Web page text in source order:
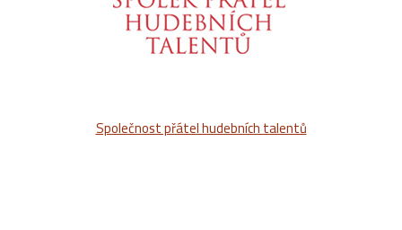
Společnost přátel hudebních talentů